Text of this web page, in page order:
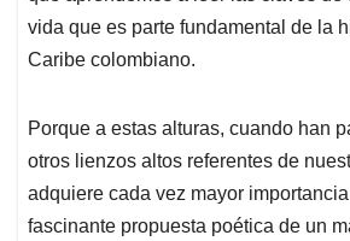
vida que es parte fundamental de la
Caribe colombiano.
Porque a estas alturas, cuando han
otros lienzos altos referentes de
adquiere cada vez mayor
fascinante propuesta poética de un